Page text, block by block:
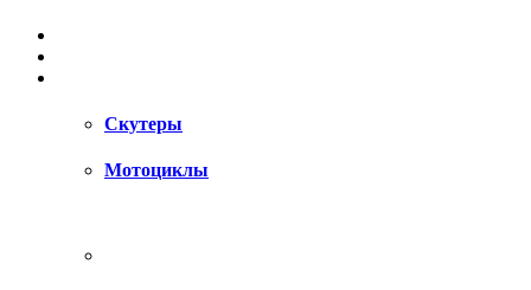
Скутеры
Мотоциклы